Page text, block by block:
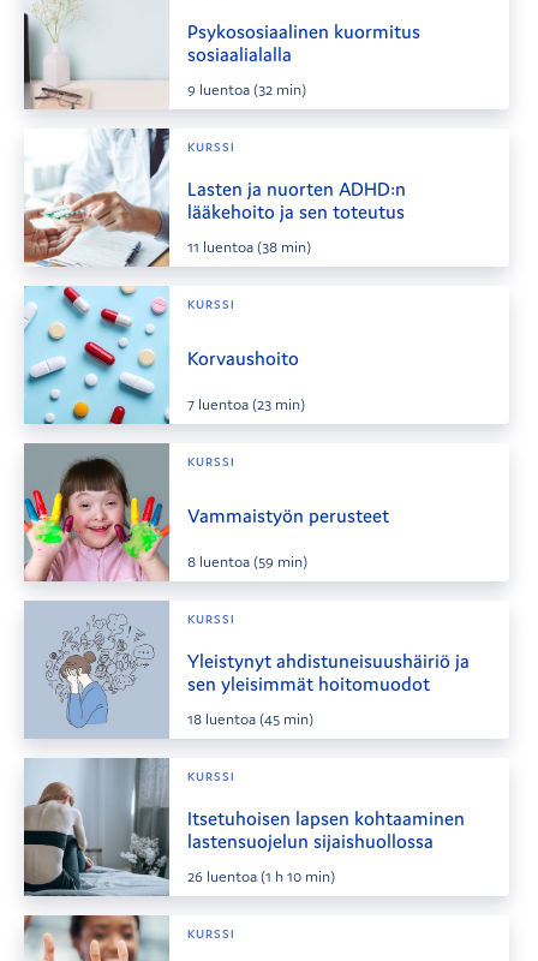
Psykososiaalinen kuormitus
sosiaalialalla
9 luentoa(32 min)
KURSSI
Lasten ja nuorten ADHD:n
lääkehoito ja sen toteutus
11 luentoa(38 min)
KURSSI
Korvaushoito
7 luentoa(23 min)
KURSSI
Vammaistyön perusteet
8 luentoa(59 min)
KURSSI
Yleistynyt ahdistuneisuushäiriö ja
sen yleisimmät hoitomuodot
18 luentoa(45 min)
KURSSI
Itsetuhoisen lapsen kohtaaminen
lastensuojelun sijaishuollossa
26 luentoa(1 h 10 min)
KURSSI